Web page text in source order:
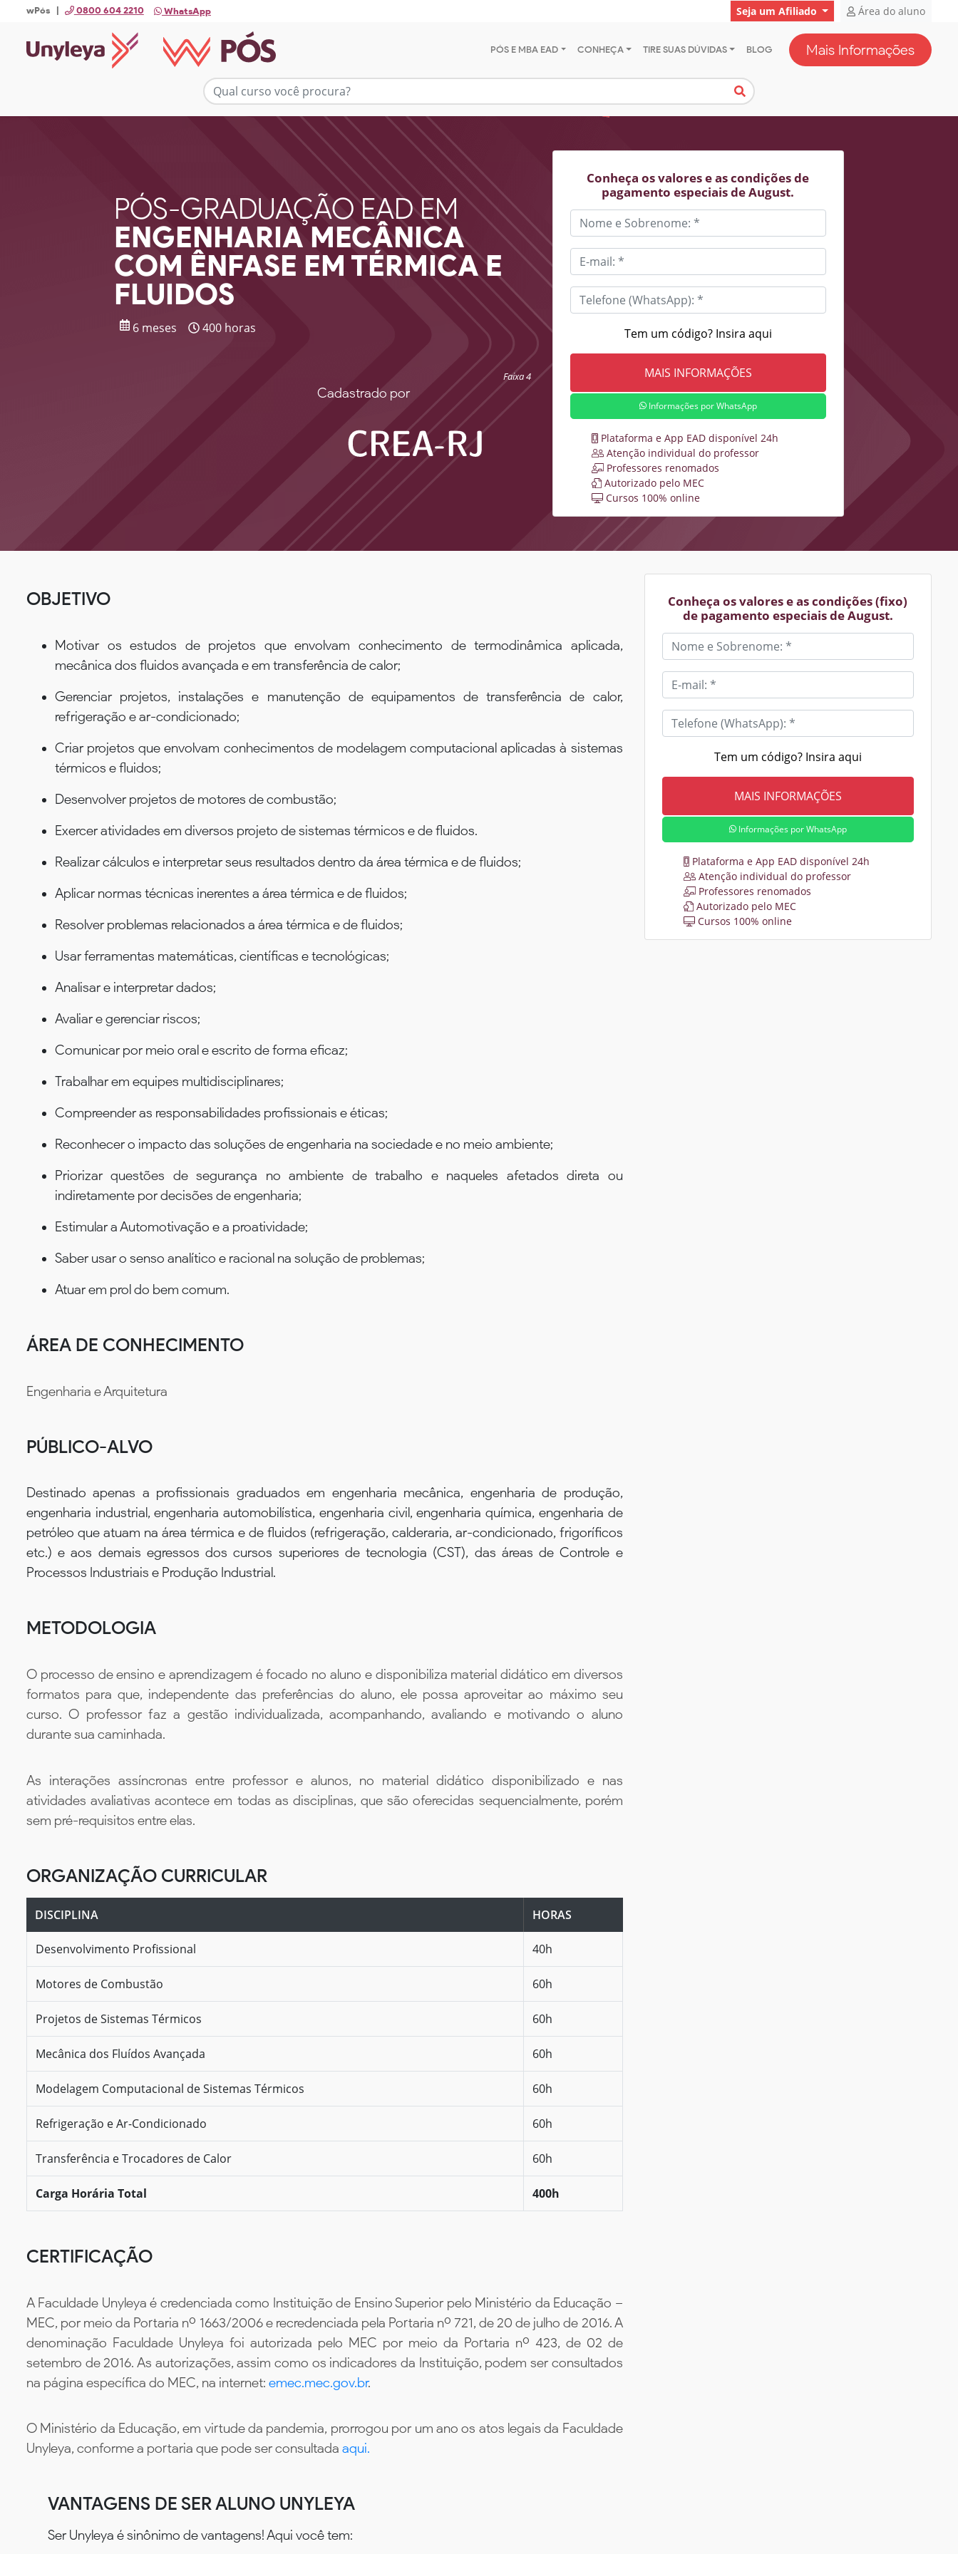
wPós | 0800 604 2210 WhatsApp Seja um Afiliado Área do aluno
PÓS E MBA EAD CONHEÇA TIRE SUAS DÚVIDAS BLOG Mais Informações
PÓS-GRADUAÇÃO EAD EM
ENGENHARIA MECÂNICA
COM ÊNFASE EM TÉRMICA E
FLUIDOS
6 meses 400 horas
Faixa 4
Cadastrado por
Conheça os valores e as condições de
pagamento especiais de August.
Tem um código? Insira aqui
Informações por WhatsApp
Plataforma e App EAD disponível 24h
Atenção individual do professor
Professores renomados
Autorizado pelo MEC
Cursos 100% online
OBJETIVO
Motivar os estudos de projetos que envolvam conhecimento de termodinâmica aplicada,
mecânica dos fluidos avançada e em transferência de calor;
Gerenciar projetos, instalações e manutenção de equipamentos de transferência de calor,
refrigeração e ar-condicionado;
Criar projetos que envolvam conhecimentos de modelagem computacional aplicadas à sistemas
térmicos e fluidos;
Desenvolver projetos de motores de combustão;
Exercer atividades em diversos projeto de sistemas térmicos e de fluidos.
Realizar cálculos e interpretar seus resultados dentro da área térmica e de fluidos;
Aplicar normas técnicas inerentes a área térmica e de fluidos;
Resolver problemas relacionados a área térmica e de fluidos;
Usar ferramentas matemáticas, científicas e tecnológicas;
Analisar e interpretar dados;
Avaliar e gerenciar riscos;
Comunicar por meio oral e escrito de forma eficaz;
Trabalhar em equipes multidisciplinares;
Compreender as responsabilidades profissionais e éticas;
Reconhecer o impacto das soluções de engenharia na sociedade e no meio ambiente;
Priorizar questões de segurança no ambiente de trabalho e naqueles afetados direta ou
indiretamente por decisões de engenharia;
Estimular a Automotivação e a proatividade;
Saber usar o senso analítico e racional na solução de problemas;
Atuar em prol do bem comum.
ÁREA DE CONHECIMENTO
Engenharia e Arquitetura
PÚBLICO-ALVO
Destinado apenas a profissionais graduados em engenharia mecânica, engenharia de produção,
engenharia industrial, engenharia automobilística, engenharia civil, engenharia química, engenharia de
petróleo que atuam na área térmica e de fluidos (refrigeração, calderaria, ar-condicionado, frigoríficos
etc.) e aos demais egressos dos cursos superiores de tecnologia (CST), das áreas de Controle e
Processos Industriais e Produção Industrial.
METODOLOGIA
O processo de ensino e aprendizagem é focado no aluno e disponibiliza material didático em diversos
formatos para que, independente das preferências do aluno, ele possa aproveitar ao máximo seu
curso. O professor faz a gestão individualizada, acompanhando, avaliando e motivando o aluno
durante sua caminhada.
As interações assíncronas entre professor e alunos, no material didático disponibilizado e nas
atividades avaliativas acontece em todas as disciplinas, que são oferecidas sequencialmente, porém
sem pré-requisitos entre elas.
ORGANIZAÇÃO CURRICULAR
DISCIPLINA HORAS
Desenvolvimento Profissional 40h
Motores de Combustão 60h
Projetos de Sistemas Térmicos 60h
Mecânica dos Fluídos Avançada 60h
Modelagem Computacional de Sistemas Térmicos 60h
Refrigeração e Ar-Condicionado 60h
Transferência e Trocadores de Calor 60h
Carga Horária Total 400h
CERTIFICAÇÃO
A Faculdade Unyleya é credenciada como Instituição de Ensino Superior pelo Ministério da Educação –
MEC, por meio da Portaria nº 1663/2006 e recredenciada pela Portaria nº 721, de 20 de julho de 2016. A
denominação Faculdade Unyleya foi autorizada pelo MEC por meio da Portaria nº 423, de 02 de
setembro de 2016. As autorizações, assim como os indicadores da Instituição, podem ser consultados
na página específica do MEC, na internet: emec.mec.gov.br.
O Ministério da Educação, em virtude da pandemia, prorrogou por um ano os atos legais da Faculdade
Unyleya, conforme a portaria que pode ser consultada aqui.
VANTAGENS DE SER ALUNO UNYLEYA
Ser Unyleya é sinônimo de vantagens! Aqui você tem:
Conheça os valores e as condições (fixo)
de pagamento especiais de August.
Tem um código? Insira aqui
Informações por WhatsApp
Plataforma e App EAD disponível 24h
Atenção individual do professor
Professores renomados
Autorizado pelo MEC
Cursos 100% online